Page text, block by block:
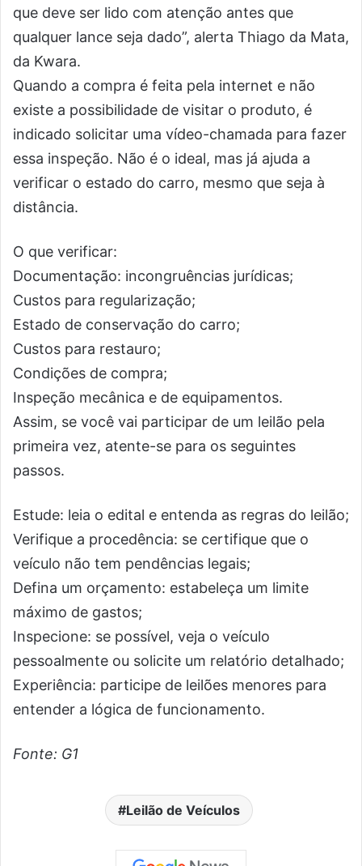
que deve ser lido com atenção antes que
qualquer lance seja dado”, alerta Thiago da Mata,
da Kwara.
Quando a compra é feita pela internet e não
existe a possibilidade de visitar o produto, é
indicado solicitar uma vídeo-chamada para fazer
essa inspeção. Não é o ideal, mas já ajuda a
verificar o estado do carro, mesmo que seja à
distância.
O que verificar:
Documentação: incongruências jurídicas;
Custos para regularização;
Estado de conservação do carro;
Custos para restauro;
Condições de compra;
Inspeção mecânica e de equipamentos.
Assim, se você vai participar de um leilão pela
primeira vez, atente-se para os seguintes
passos.
Estude: leia o edital e entenda as regras do leilão;
Verifique a procedência: se certifique que o
veículo não tem pendências legais;
Defina um orçamento: estabeleça um limite
máximo de gastos;
Inspecione: se possível, veja o veículo
pessoalmente ou solicite um relatório detalhado;
Experiência: participe de leilões menores para
entender a lógica de funcionamento.
Fonte: G1
Leilão de Veículos